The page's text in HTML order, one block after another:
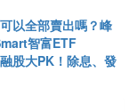
以全部賣出嗎？峰
智富ETF
股大PK！除息、發